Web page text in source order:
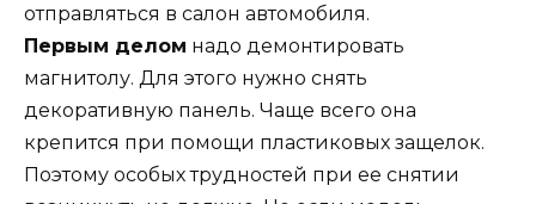
отправляться в салон автомобиля.
Первым делом надо демонтировать
магнитолу. Для этого нужно снять
декоративную панель. Чаще всего она
крепится при помощи пластиковых защелок.
Поэтому особых трудностей при ее снятии